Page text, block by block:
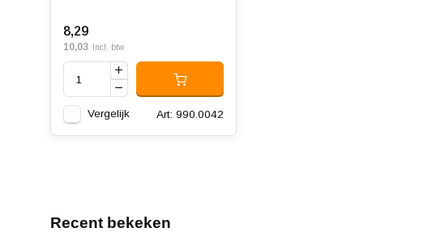
8,29
10,03 Incl. btw
Vergelijk Art: 990.0042
Recent bekeken